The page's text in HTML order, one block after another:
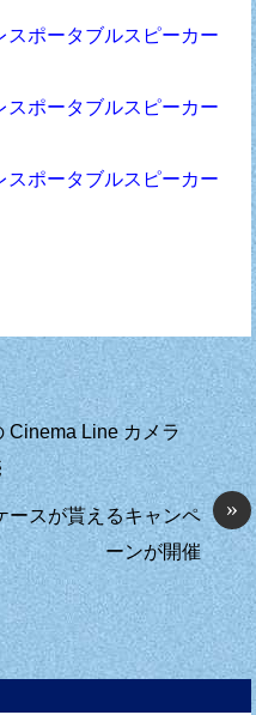
スポータブルスピーカー
スポータブルスピーカー
スポータブルスピーカー
Cinema Line カメラ
»
ースが貰えるキャンペ
ーンが開催